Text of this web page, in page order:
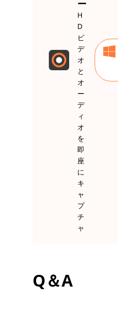
ー
H
D
ビ
デ
オ
と
オ
ー
デ
ィ
オ
を
即
座
に
キ
ャ
プ
チ
ャ
Q＆A